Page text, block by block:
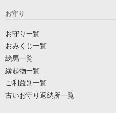
お守り
お守り一覧
おみくじ一覧
絵馬一覧
縁起物一覧
ご利益別一覧
古いお守り返納所一覧